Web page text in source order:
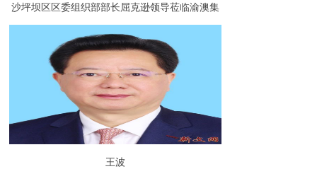
沙坪坝区区委组织部部长屈克逊领导莅临渝澳集
团调研指导园区党建工作
王波